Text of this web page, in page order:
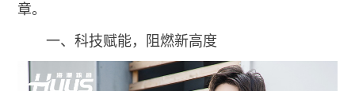
章。
一、科技赋能，阻燃新高度